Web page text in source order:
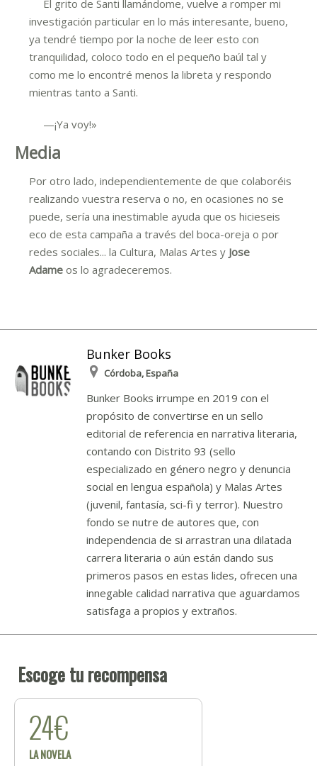
El grito de Santi llamándome, vuelve a romper mi
investigación particular en lo más interesante, bueno,
ya tendré tiempo por la noche de leer esto con
tranquilidad, coloco todo en el pequeño baúl tal y
como me lo encontré menos la libreta y respondo
mientras tanto a Santi.
—¡Ya voy!»
Media
Por otro lado, independientemente de que colaboréis
realizando vuestra reserva o no, en ocasiones no se
puede, sería una inestimable ayuda que os hicieseis
eco de esta campaña a través del boca-oreja o por
redes sociales... la Cultura, Malas Artes y Jose
Adame os lo agradeceremos.
Bunker Books
Córdoba, España
Bunker Books irrumpe en 2019 con el
propósito de convertirse en un sello
editorial de referencia en narrativa literaria,
contando con Distrito 93 (sello
especializado en género negro y denuncia
social en lengua española) y Malas Artes
(juvenil, fantasía, sci-fi y terror). Nuestro
fondo se nutre de autores que, con
independencia de si arrastran una dilatada
carrera literaria o aún están dando sus
primeros pasos en estas lides, ofrecen una
innegable calidad narrativa que aguardamos
satisfaga a propios y extraños.
Escoge tu recompensa
24€
LA NOVELA